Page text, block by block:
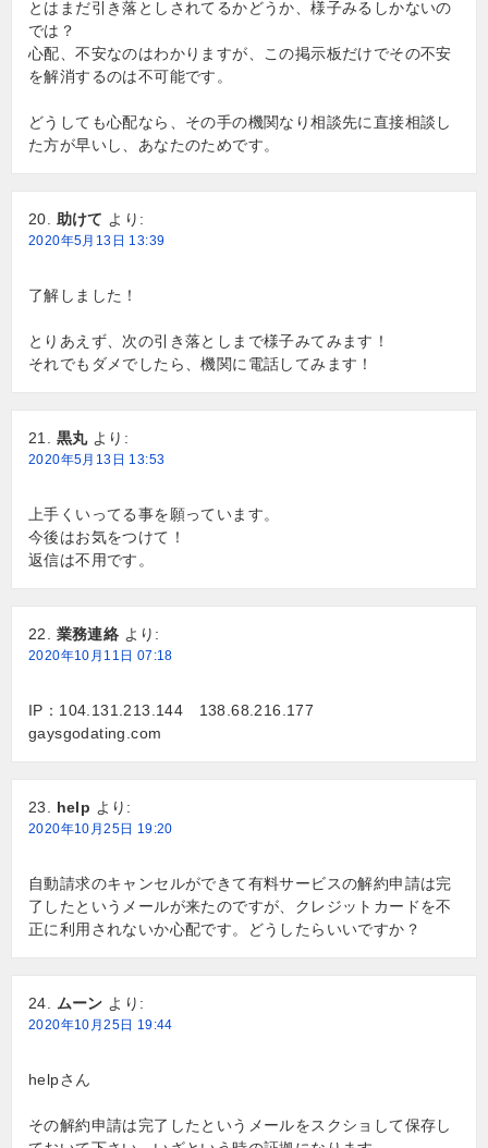
とはまだ引き落としされてるかどうか、様子みるしかないの
では？
心配、不安なのはわかりますが、この掲示板だけでその不安
を解消するのは不可能です。
どうしても心配なら、その手の機関なり相談先に直接相談し
た方が早いし、あなたのためです。
助けて より:
2020年5月13日 13:39
了解しました！
とりあえず、次の引き落としまで様子みてみます！
それでもダメでしたら、機関に電話してみます！
黒丸 より:
2020年5月13日 13:53
上手くいってる事を願っています。
今後はお気をつけて！
返信は不用です。
業務連絡 より:
2020年10月11日 07:18
IP：104.131.213.144 138.68.216.177
gaysgodating.com
help より:
2020年10月25日 19:20
自動請求のキャンセルができて有料サービスの解約申請は完
了したというメールが来たのですが、クレジットカードを不
正に利用されないか心配です。どうしたらいいですか？
ムーン より:
2020年10月25日 19:44
helpさん
その解約申請は完了したというメールをスクショして保存し